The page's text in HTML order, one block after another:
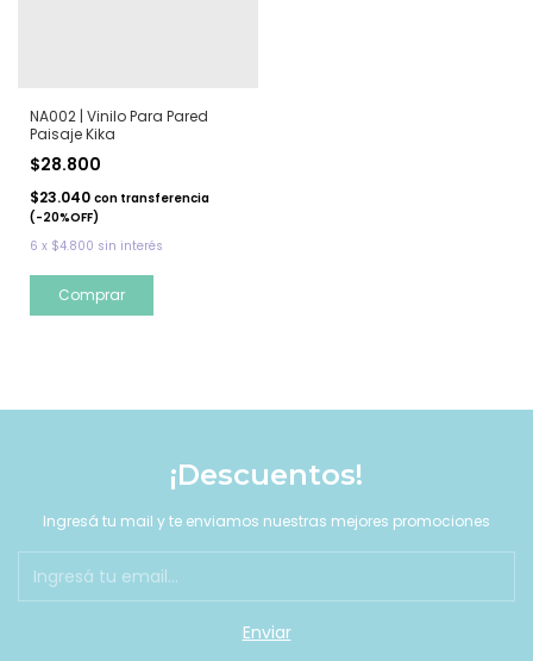
NA002 | Vinilo Para Pared
Paisaje Kika
$28.800
$23.040 con transferencia
(-20%OFF)
6 x $4.800 sin interés
¡Descuentos!
Ingresá tu mail y te enviamos nuestras mejores promociones